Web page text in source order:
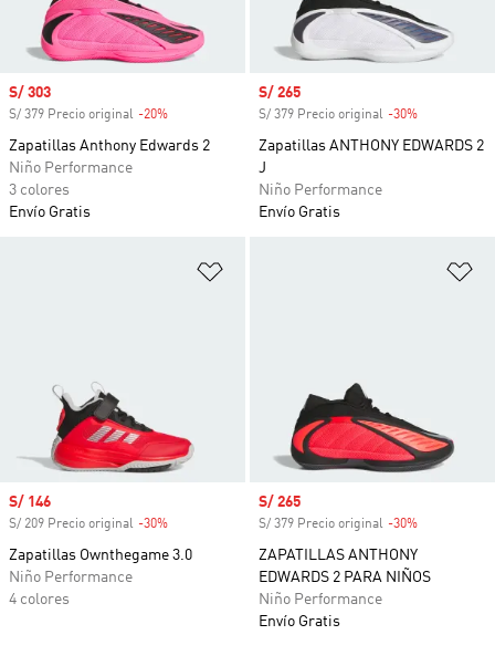
Precio de venta
S/ 303
S/ 379 Precio original -20%
Zapatillas Anthony Edwards 2
Niño Performance
3 colores
Envío Gratis
Precio de venta
S/ 265
S/ 379 Precio original -30%
Zapatillas ANTHONY EDWARDS 2
J
Niño Performance
Envío Gratis
Precio de venta
S/ 146
S/ 209 Precio original -30%
Zapatillas Ownthegame 3.0
Niño Performance
4 colores
Precio de venta
S/ 265
S/ 379 Precio original -30%
ZAPATILLAS ANTHONY
EDWARDS 2 PARA NIÑOS
Niño Performance
Envío Gratis